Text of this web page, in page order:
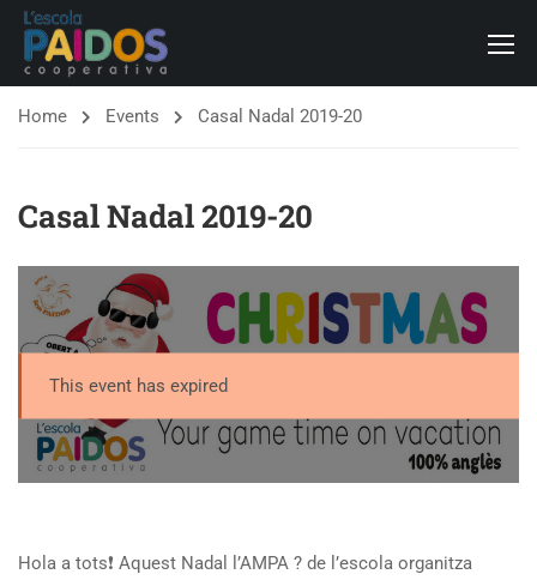
Home Events Casal Nadal 2019-20
Casal Nadal 2019-20
This event has expired
Hola a tots❗️ Aquest Nadal l’AMPA ? de l’escola organitza